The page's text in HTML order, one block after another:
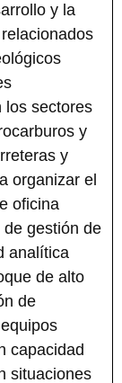
y la
los sectores
y
y
organizar el
oficina
gestión de
analítica
de alto
de
capacidad
situaciones